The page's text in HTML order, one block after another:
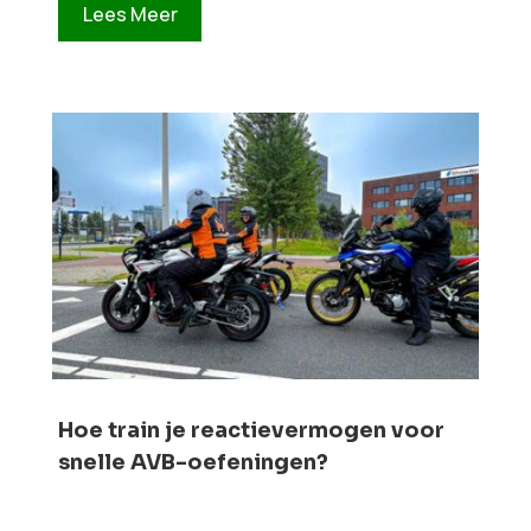
Lees Meer
Hoe train je reactievermogen voor
snelle AVB-oefeningen?